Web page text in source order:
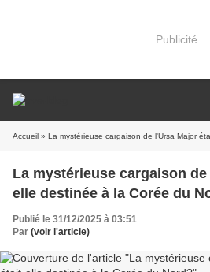
Publicité
Accueil » La mystérieuse cargaison de l'Ursa Major
La mystérieuse cargaison
elle destinée à la Corée du
Publié le 31/12/2025 à 03:51
Par (voir l'article)